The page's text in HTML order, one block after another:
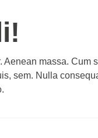
massa.
sem. Nulla